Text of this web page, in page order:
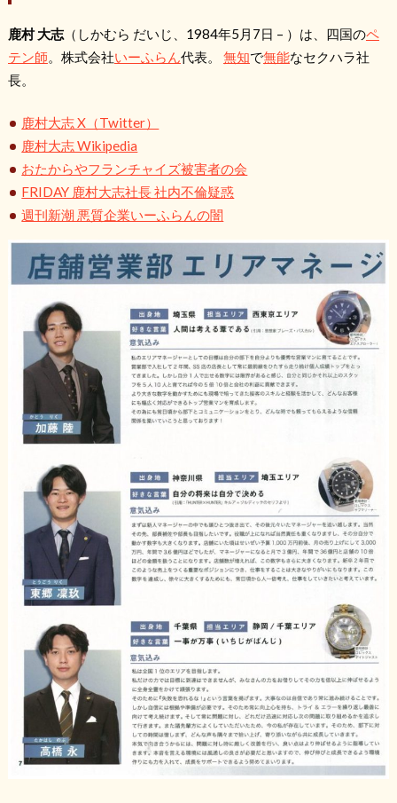
鹿村 大志（しかむら だいじ、1984年5月7日 – ）は、四国のペ
テン師。株式会社いーふらん代表。 無知で無能なセクハラ社
長。
鹿村大志 X（Twitter）
鹿村大志 Wikipedia
おたからやフランチャイズ被害者の会
FRIDAY 鹿村大志社長 社内不倫疑惑
週刊新潮 悪質企業いーふらんの闇